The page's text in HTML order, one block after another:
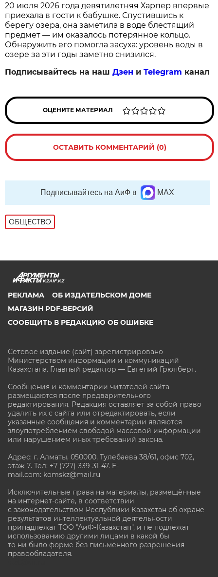
20 июля 2026 года девятилетняя Харпер впервые
приехала в гости к бабушке. Спустившись к
берегу озера, она заметила в воде блестящий
предмет — им оказалось потерянное кольцо.
Обнаружить его помогла засуха: уровень воды в
озере за эти годы заметно снизился.
Подписывайтесь на нашДзен иTelegram канал
ОЦЕНИТЕ МАТЕРИАЛ
ОСТАВИТЬ КОММЕНТАРИЙ (0)
Подписывайтесь на АиФ в MAX
ОБЩЕСТВО
KZAIF.KZ
РЕКЛАМА
ОБ ИЗДАТЕЛЬСКОМ ДОМЕ
МАГАЗИН PDF-ВЕРСИЙ
СООБЩИТЬ В РЕДАКЦИЮ ОБ ОШИБКЕ
Сетевое издание (сайт) зарегистрировано
Министерством информации и коммуникаций
Казахстана. Главный редактор — Евгений Грюнберг.
Сообщения и комментарии читателей сайта
размещаются после предварительного
редактирования. Редакция оставляет за собой право
удалить их с сайта или отредактировать, если
указанные сообщения и комментарии являются
злоупотреблением свободой массовой информации
или нарушением иных требований закона.
Адрес: г. Алматы, 050000, Тулебаева 38/61, офис 702,
этаж 7. Тел: +7 (727) 339-31-47. E-
mail.com: komskz@mail.ru
Исключительные права на материалы, размещённые
на интернет-сайте, в соответствии
с законодательством Республики Казахстан об охране
результатов интеллектуальной деятельности
принадлежат ТОО "АиФ-Казахстан", и не подлежат
использованию другими лицами в какой бы
то ни было форме без письменного разрешения
правообладателя.